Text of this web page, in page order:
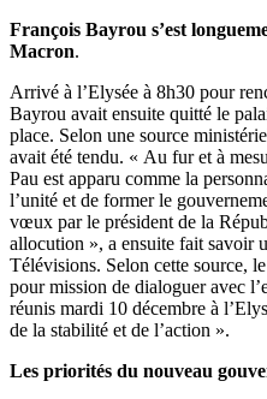
François Bayrou s’est
Macron.
Arrivé à l’Elysée à 8h30 pour
Bayrou avait ensuite quitté le
place. Selon une source
avait été tendu. « Au fur et à
Pau est apparu comme la
l’unité et de former le
vœux par le président de la
allocution », a ensuite fait savoir
Télévisions. Selon cette source,
pour mission de dialoguer avec
réunis mardi 10 décembre à
de la stabilité et de l’action ».
Les priorités du nouveau